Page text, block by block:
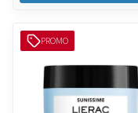
PROMO